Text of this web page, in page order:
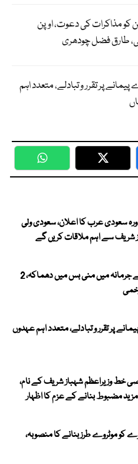
کو مذاکرات کی دعوت، اوپن
طارق فضل چودھری
پر تقرر و تبادلے، متعدد اہم
WhatsApp Twitter
سعودی عرب کا اعلان، سعودی ولی
شریف سے اہم ملاقات کریں گے
دمشق کے نواحی علاقے جرمانہ میں منی بس میں دھماکہ، 2
پر تقرر و تبادلے، متعدد اہم عہدوں
خط وزیراعظم شہباز شریف کے نام،
مضبوط بنانے کے عزم کا اظہار
کو موٹروے طرز بنانے کا منصوبہ،